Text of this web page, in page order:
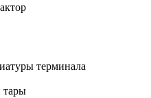
терминала
тары